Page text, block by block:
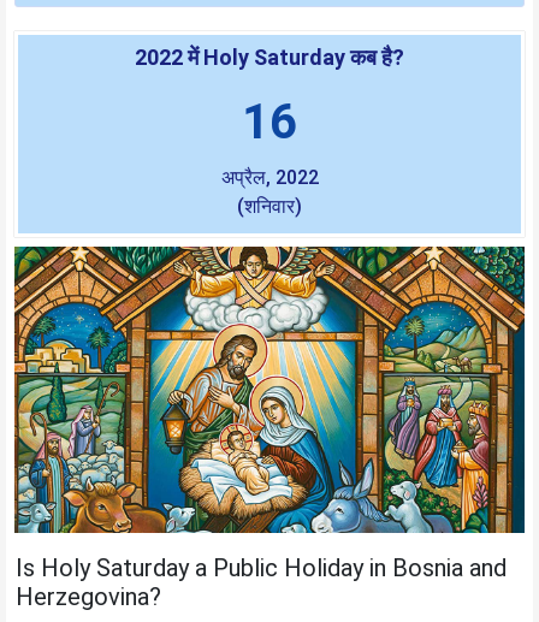
2022 में Holy Saturday कब है?
16
अप्रैल, 2022
(शनिवार)
Is Holy Saturday a Public Holiday in Bosnia and
Herzegovina?